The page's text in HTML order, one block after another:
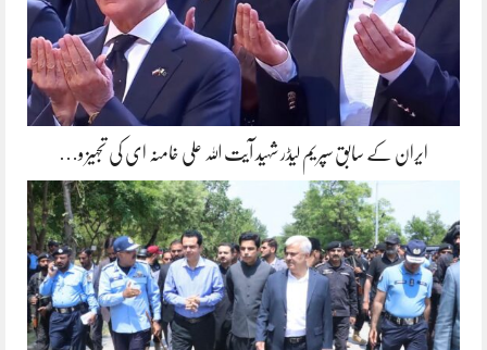
ایران کے سابق سپریم لیڈر شہید آیت اللہ علی خامنہ ای کی تجہیز و…